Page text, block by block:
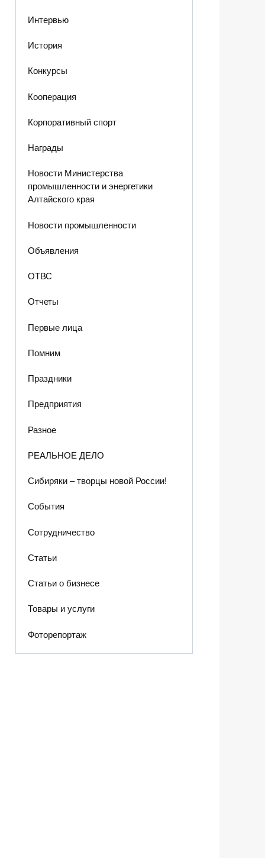
Интервью
История
Конкурсы
Кооперация
Корпоративный спорт
Награды
Новости Министерства
промышленности и энергетики
Алтайского края
Новости промышленности
Объявления
ОТВС
Отчеты
Первые лица
Помним
Праздники
Предприятия
Разное
РЕАЛЬНОЕ ДЕЛО
Сибиряки – творцы новой России!
События
Сотрудничество
Статьи
Статьи о бизнесе
Товары и услуги
Фоторепортаж